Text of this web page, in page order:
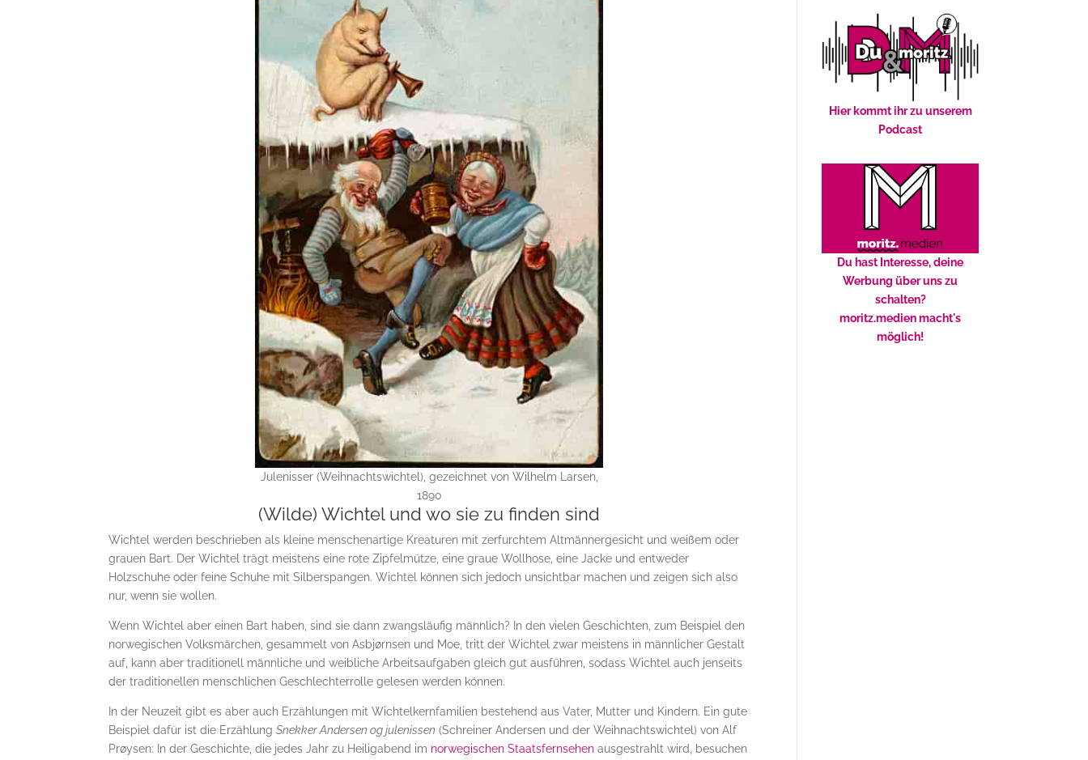
Julenisser (Weihnachtswichtel), gezeichnet von Wilhelm Larsen,
1890
(Wilde) Wichtel und wo sie zu finden sind
Wichtel werden beschrieben als kleine menschenartige Kreaturen mit zerfurchtem Altmännergesicht und weißem oder
grauen Bart. Der Wichtel trägt meistens eine rote Zipfelmütze, eine graue Wollhose, eine Jacke und entweder
Holzschuhe oder feine Schuhe mit Silberspangen. Wichtel können sich jedoch unsichtbar machen und zeigen sich also
nur, wenn sie wollen.
Wenn Wichtel aber einen Bart haben, sind sie dann zwangsläufig männlich? In den vielen Geschichten, zum Beispiel den
norwegischen Volksmärchen, gesammelt von Asbjørnsen und Moe, tritt der Wichtel zwar meistens in männlicher Gestalt
auf, kann aber traditionell männliche und weibliche Arbeitsaufgaben gleich gut ausführen, sodass Wichtel auch jenseits
der traditionellen menschlichen Geschlechterrolle gelesen werden können.
In der Neuzeit gibt es aber auch Erzählungen mit Wichtelkernfamilien bestehend aus Vater, Mutter und Kindern. Ein gute
Beispiel dafür ist die ErzählungSnekker Andersen og julenissen (Schreiner Andersen und der Weihnachtswichtel) von Alf
Prøysen: In der Geschichte, die jedes Jahr zu Heiligabend im norwegischen Staatsfernsehen ausgestrahlt wird, besuchen
Hier kommt ihr zu unserem
Podcast
Du hast Interesse, deine
Werbung über uns zu
schalten?
moritz.medien macht's
möglich!